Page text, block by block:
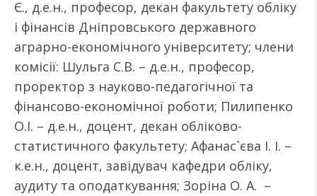
Є., д.е.н., професор, декан факультету обліку
і фінансів Дніпровського державного
аграрно-економічного університету; члени
комісії: Шульга С.В. – д.е.н., професор,
проректор з науково-педагогічної та
фінансово-економічної роботи; Пилипенко
О.І. – д.е.н., доцент, декан обліково-
статистичного факультету; Афанас`єва І. І. –
к.е.н., доцент, завідувач кафедри обліку,
аудиту та оподаткування; Зоріна О. А. –